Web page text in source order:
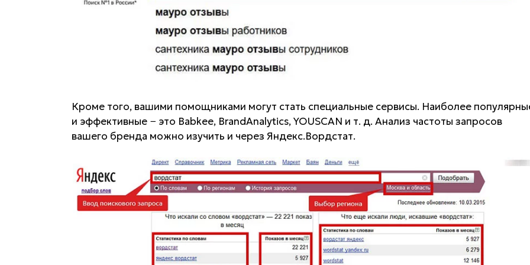
Кроме того, вашими помощниками могут стать специальные сервисы. Наиболее
и эффективные − это Babkee, BrandAnalytics, YOUSCAN и т. д. Анализ частоты запросов
вашего бренда можно изучить и через Яндекс.Вордстат.